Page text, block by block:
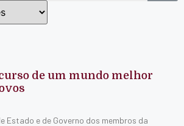
de um mundo melhor
Estado e de Governo dos membros da